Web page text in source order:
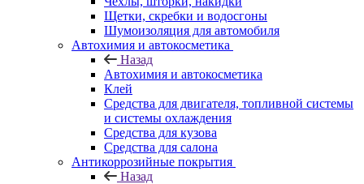
Щетки, скребки и водосгоны
Шумоизоляция для автомобиля
Автохимия и автокосметика
Назад
Автохимия и автокосметика
Клей
Средства для двигателя, топливной системы
и системы охлаждения
Средства для кузова
Средства для салона
Антикоррозийные покрытия
Назад